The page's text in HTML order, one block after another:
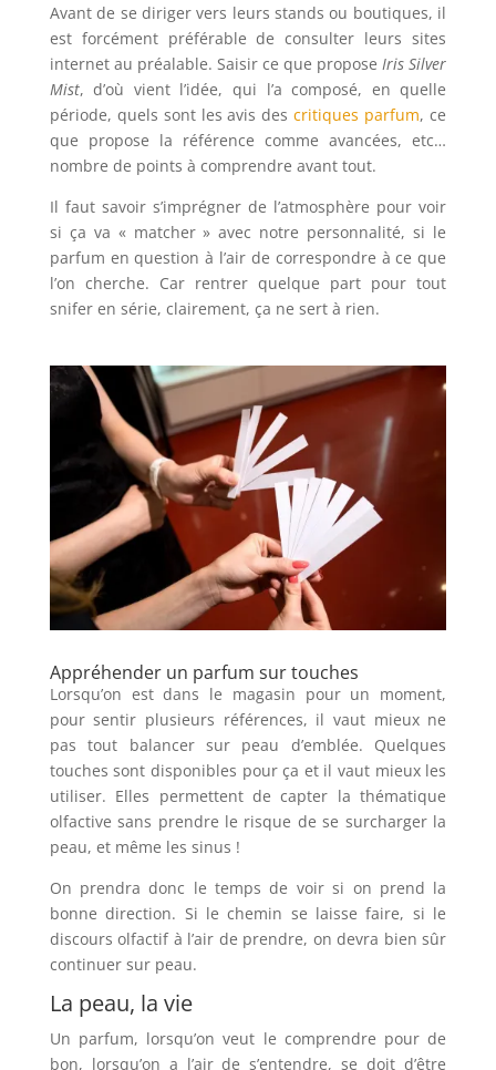
Avant de se diriger vers leurs stands ou boutiques, il
est forcément préférable de consulter leurs sites
internet au préalable. Saisir ce que proposeIris Silver
Mist, d’où vient l’idée, qui l’a composé, en quelle
période, quels sont les avis descritiques parfum, ce
que propose la référence comme avancées, etc…
nombre de points à comprendre avant tout.
Il faut savoir s’imprégner de l’atmosphère pour voir
si ça va « matcher » avec notre personnalité, si le
parfum en question à l’air de correspondre à ce que
l’on cherche. Car rentrer quelque part pour tout
snifer en série, clairement, ça ne sert à rien.
Appréhender un parfum sur touches
Lorsqu’on est dans le magasin pour un moment,
pour sentir plusieurs références, il vaut mieux ne
pas tout balancer sur peau d’emblée. Quelques
touches sont disponibles pour ça et il vaut mieux les
utiliser. Elles permettent de capter la thématique
olfactive sans prendre le risque de se surcharger la
peau, et même les sinus !
On prendra donc le temps de voir si on prend la
bonne direction. Si le chemin se laisse faire, si le
discours olfactif à l’air de prendre, on devra bien sûr
continuer sur peau.
La peau, la vie
Un parfum, lorsqu’on veut le comprendre pour de
bon, lorsqu’on a l’air de s’entendre, se doit d’être